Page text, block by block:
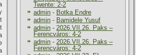
Twente: 2-2
admin - Botka Endre
admin - Bamidele Yusuf
admin - 2026.VII.26. Paks –
Ferencváros: 4-2
admin - 2026.VII.26. Paks –
Ferencváros: 4-2